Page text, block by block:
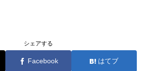
シェアする
Facebook はてブ